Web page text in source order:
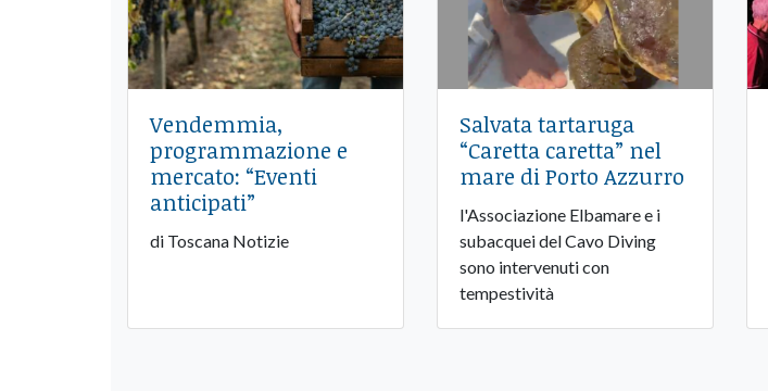
Vendemmia,
programmazione e
mercato: “Eventi
anticipati”
di Toscana Notizie
Salvata tartaruga
“Caretta caretta” nel
mare di Porto Azzurro
l'Associazione Elbamare e i
subacquei del Cavo Diving
sono intervenuti con
tempestività